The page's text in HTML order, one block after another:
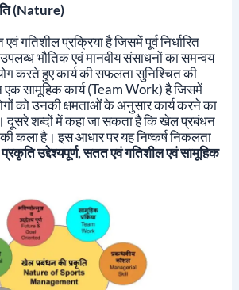
(Nature)
प्रक्रिया है जिसमें पूर्व निर्धारित
उपलब्ध भौतिक एवं मानवीय संसाधनों का समन्वय
करते हुए कार्य की सफलता सुनिश्चित की
सामूहिक कार्य (team Work) है जिसमें
को उनकी क्षमताओं के अनुसार कार्य करने का
। दूसरे शब्दों में कहा जा सकता है कि खेल प्रबंधन
कला है। इस आधार पर यह निष्कर्ष निकलता
उद्देश्यपूर्ण, सतत एवं गतिशील एवं सामूहिक